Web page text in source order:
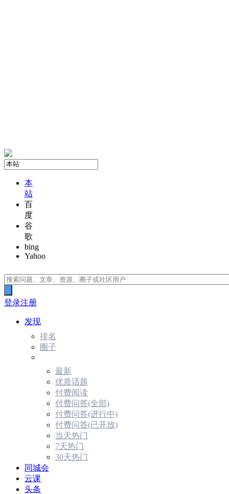
本
站
百
度
谷
歌
bing
Yahoo
登录注册
发现
排名
圈子
最新
优质话题
付费阅读
付费问答(全部)
付费问答(进行中)
付费问答(已开放)
当天热门
7天热门
30天热门
同城会
云课
头条